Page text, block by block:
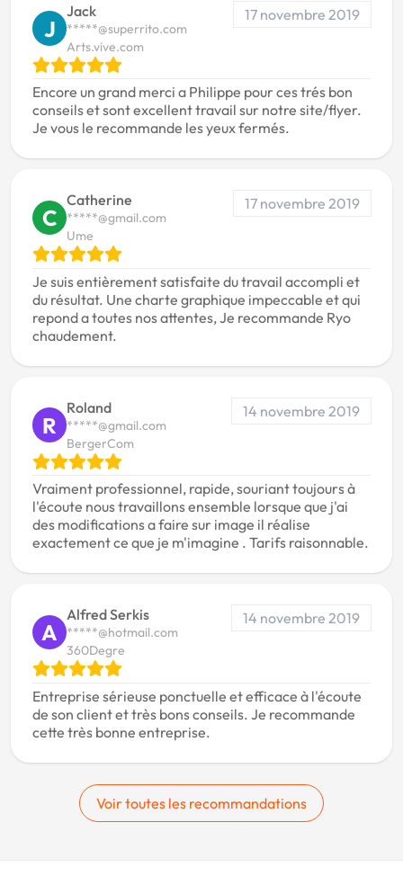
J
Jack
*****@superrito.com
Arts.vive.com
17 novembre 2019
Encore un grand merci a Philippe pour ces trés bon
conseils et sont excellent travail sur notre site/flyer.
Je vous le recommande les yeux fermés.
C
Catherine
*****@gmail.com
Ume
17 novembre 2019
Je suis entièrement satisfaite du travail accompli et
du résultat. Une charte graphique impeccable et qui
repond a toutes nos attentes, Je recommande Ryo
chaudement.
R
Roland
*****@gmail.com
BergerCom
14 novembre 2019
Vraiment professionnel, rapide, souriant toujours à
l'écoute nous travaillons ensemble lorsque que j'ai
des modifications a faire sur image il réalise
exactement ce que je m'imagine . Tarifs raisonnable.
A
Alfred Serkis
*****@hotmail.com
360Degre
14 novembre 2019
Entreprise sérieuse ponctuelle et efficace à l'écoute
de son client et très bons conseils. Je recommande
cette très bonne entreprise.
Voir toutes les recommandations